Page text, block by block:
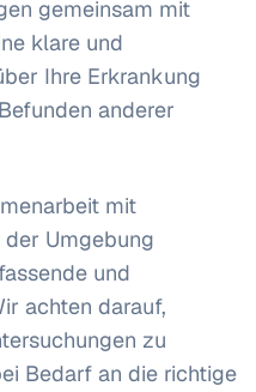
gemeinsam mit
klare und
Ihre Erkrankung
anderer
mit
Umgebung
und
achten darauf,
zu
Bedarf an die richtige